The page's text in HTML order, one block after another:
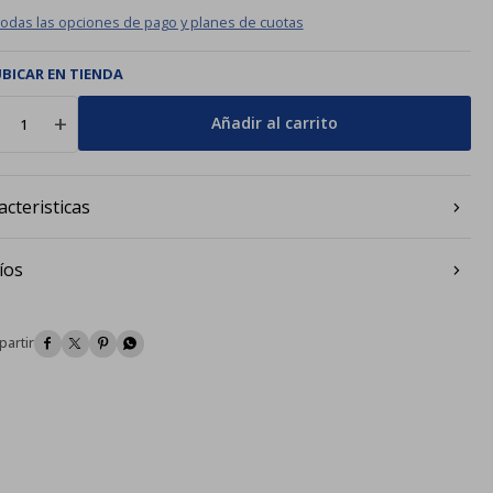
las opciones de pago y planes de cuotas
EN TIENDA
add Añadir al carrito
   